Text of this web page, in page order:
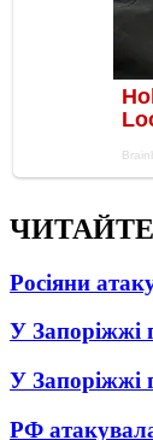
Росіяни
У Запоріжжі
У Запоріжжі
РФ